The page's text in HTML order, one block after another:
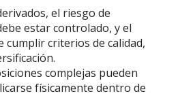
el riesgo de
estar controlado, y el
cumplir criterios de calidad,
complejas pueden
físicamente dentro de